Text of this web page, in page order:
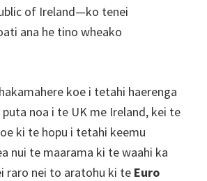
of Ireland—ko tenei
ana he tino wheako
koe i tetahi haerenga
noa i te UK me Ireland, kei te
ki te hopu i tetahi keemu
nui te maarama ki te waahi ka
raro nei to aratohu ki te Euro